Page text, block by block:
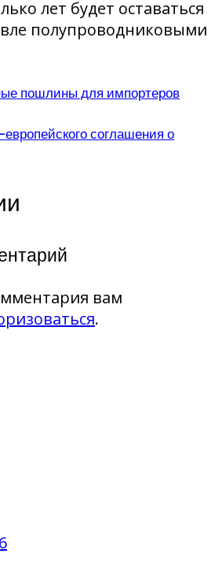
лет будет оставаться
полупроводниковыми
пошлины для импортеров
соглашения о
вам
.